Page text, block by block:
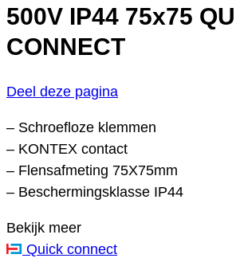
500V IP44 75x75
CONNECT
Deel deze pagina
– Schroefloze klemmen
– KONTEX contact
– Flensafmeting 75X75mm
– Beschermingsklasse IP44
Bekijk meer
Quick connect